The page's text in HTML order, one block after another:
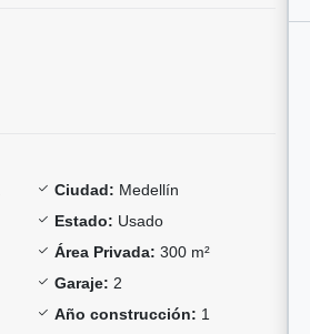
Ciudad: Medellín
Estado: Usado
Área Privada: 300 m²
Garaje: 2
Año construcción: 1